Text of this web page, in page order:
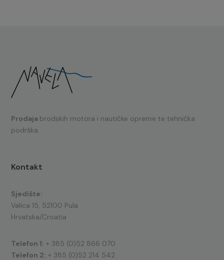
Prodaja brodskih motora i nautičke opreme te tehnička
podrška.
Kontakt
Sjedište:
Valica 15, 52100 Pula
Hrvatska/Croatia
Telefon 1: + 385 (0)52 866 070
Telefon 2: + 385 (0)52 214 542